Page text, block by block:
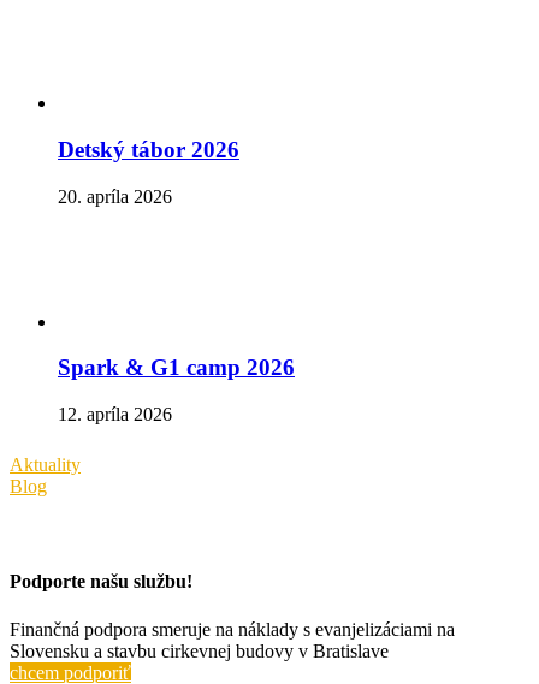
Detský tábor 2026
20. apríla 2026
Spark & G1 camp 2026
12. apríla 2026
Aktuality
Blog
Podporte našu službu!
Finančná podpora smeruje na náklady s evanjelizáciami na
Slovensku a stavbu cirkevnej budovy v Bratislave
chcem podporiť